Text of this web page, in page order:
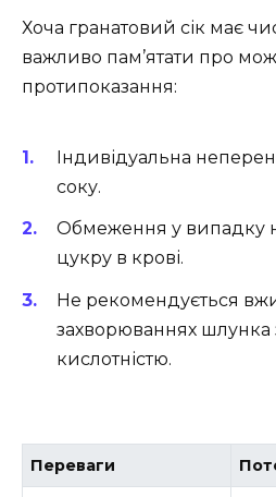
Хоча гранатовий сік має
важливо пам’ятати про
протипоказання:
Індивідуальна
соку.
Обмеження у випадку
цукру в крові.
Не рекомендується
захворюваннях
кислотністю.
Переваги